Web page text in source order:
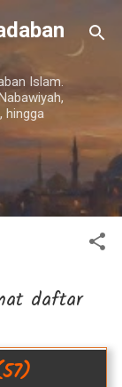
Islam.
hingga
daftar